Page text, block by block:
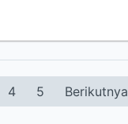
4 5 Berikutnya